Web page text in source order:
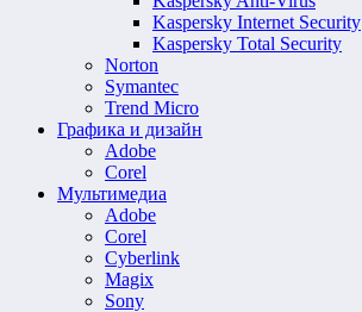
Kaspersky Internet Security
Kaspersky Total Security
Norton
Symantec
Trend Micro
Графика и дизайн
Adobe
Corel
Мультимедиа
Adobe
Corel
Cyberlink
Magix
Sony